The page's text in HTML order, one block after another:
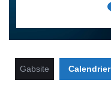
Gabsite Calendrier